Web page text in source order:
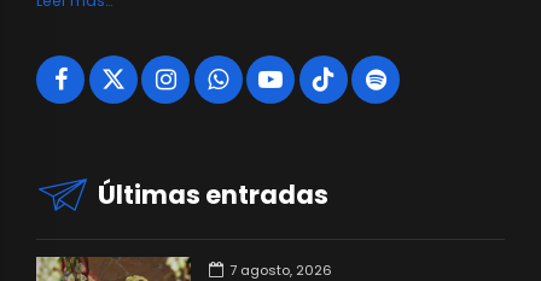
Últimas entradas
7 agosto, 2026